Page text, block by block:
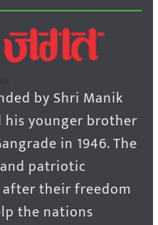
by Shri Manik
his younger brother
in 1946. The
patriotic
their freedom
the nations